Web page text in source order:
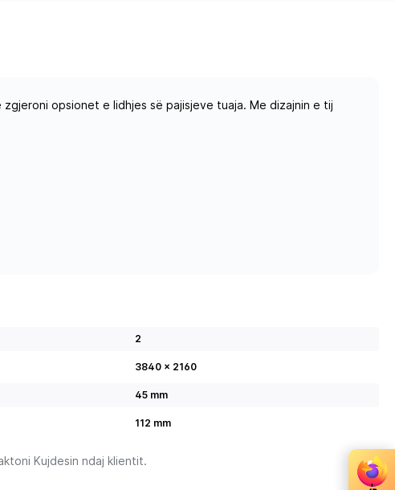
opsionet e lidhjes së pajisjeve tuaja. Me dizajnin e tij
2
3840 x 2160
45 mm
112 mm
Kujdesin ndaj klientit.